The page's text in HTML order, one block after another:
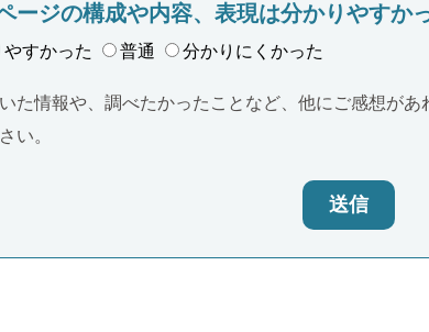
ージの構成や内容、表現は分かりやすか
すかった 普通 分かりにくかった
た情報や、調べたかったことなど、他にご感想が
い。
送信